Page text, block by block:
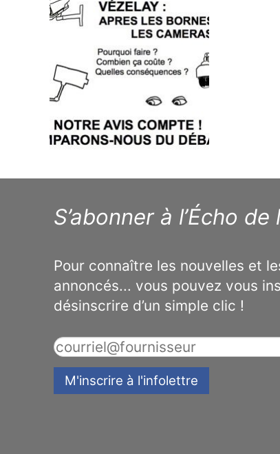
S’abonner à l’Écho
Pour connaître les nouvelles et
annoncés... vous pouvez vous
désinscrire d’un simple clic !